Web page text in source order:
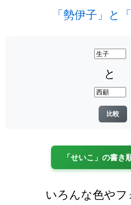
「勢伊子」と
と
「せいこ」の書き
いろんな色や